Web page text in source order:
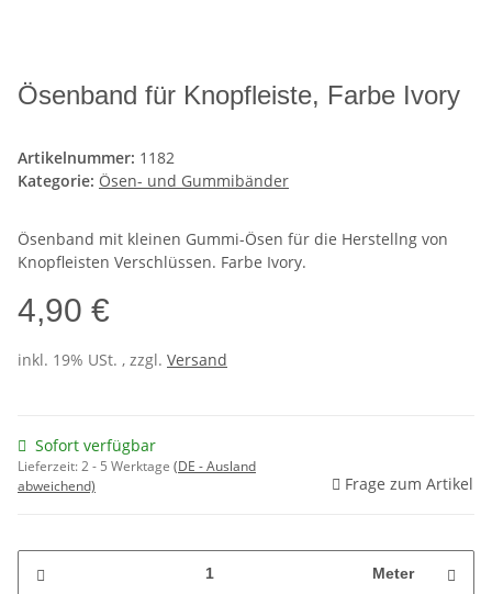
Ösenband für Knopfleiste, Farbe Ivory
Artikelnummer: 1182
Kategorie: Ösen- und Gummibänder
Ösenband mit kleinen Gummi-Ösen für die Herstellng von
Knopfleisten Verschlüssen. Farbe Ivory.
4,90 €
inkl. 19% USt. , zzgl. Versand
Sofort verfügbar
Lieferzeit:2 - 5 Werktage (DE - Ausland
abweichend)
Frage zum Artikel
Meter